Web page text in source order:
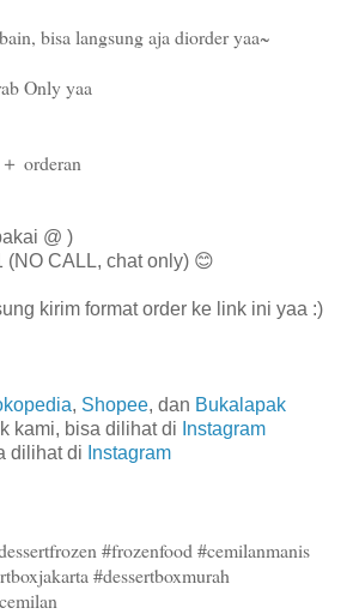
bisa langsung aja diorder yaa~
Only yaa
orderan
@ )
(NO CALL, chat only) 😊
kirim format order ke link ini yaa :)
, Shopee, dan Bukalapak
kami, bisa dilihat di Instagram
dilihat di Instagram
#frozenfood #cemilanmanis
#dessertboxmurah